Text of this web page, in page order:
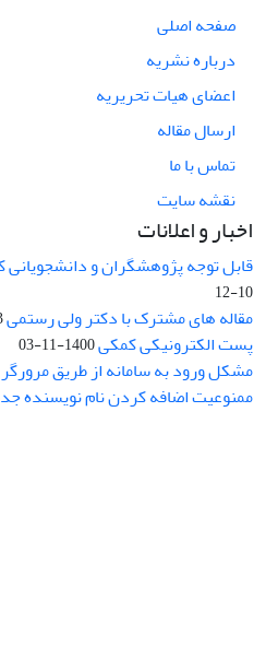
صفحه اصلی
درباره نشریه
اعضای هیات تحریریه
ارسال مقاله
تماس با ما
نقشه سایت
اخبار و اعلانات
قابل توجه پژوهشگران و دانشجویانی
10-12
مقاله های مشترک با دکتر ولی رستمی
پست الکترونیکی کمکی1400-11-03
مشکل ورود به سامانه از طریق
ممنوعیت اضافه کردن نام نویسنده